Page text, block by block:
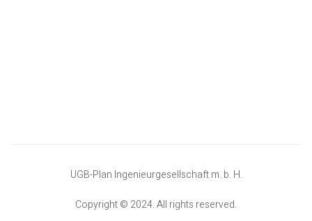
UGB-Plan Ingenieurgesellschaft m. b. H.
Copyright © 2024. All rights reserved.